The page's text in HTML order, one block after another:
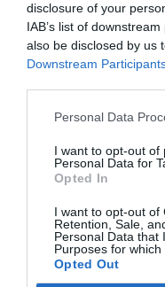
disclosure of your
IAB’s list of
also be disclosed by us
Downstream
Personal Data
I want to opt-out of
Personal Data for
Opted In
I want to opt-out of
Retention, Sale,
Personal Data that
Purposes for which
Opted Out
Σχόλια 0